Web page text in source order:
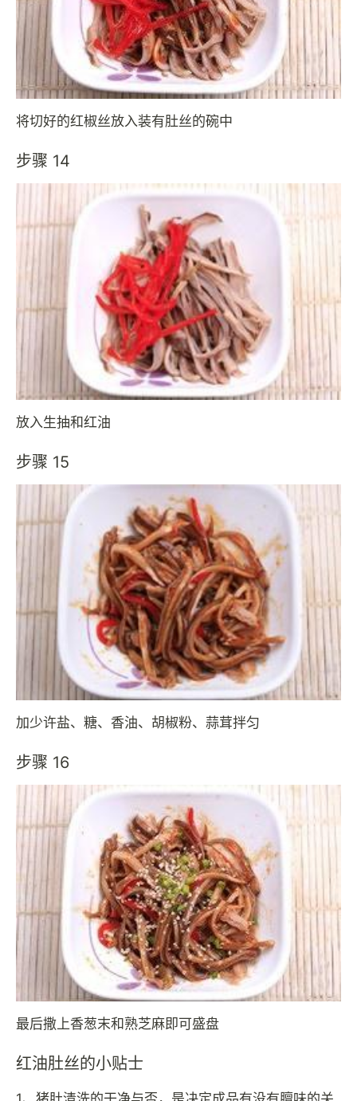
将切好的红椒丝放入装有肚丝的碗中
步骤 14
放入生抽和红油
步骤 15
加少许盐、糖、香油、胡椒粉、蒜茸拌匀
步骤 16
最后撒上香葱末和熟芝麻即可盛盘
红油肚丝的小贴士